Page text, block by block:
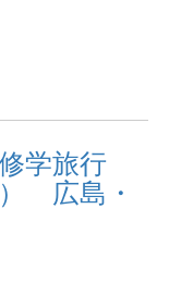
学旅行
） 広島・